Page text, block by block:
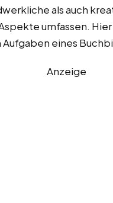
als auch
umfassen.
eines
Anzeige